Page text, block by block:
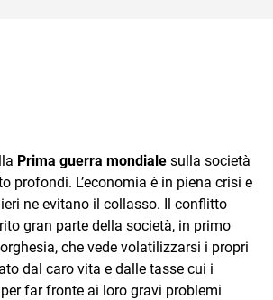
Prima guerra mondiale sulla società
profondi. L’economia è in piena crisi e
ne evitano il collasso. Il conflitto
gran parte della società, in primo
che vede volatilizzarsi i propri
dal caro vita e dalle tasse cui i
far fronte ai loro gravi problemi